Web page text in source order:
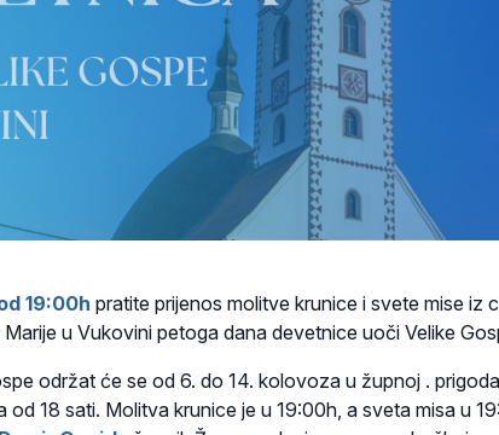
19:00h pratite prijenos molitve krunice i svete mise iz
u Vukovini petoga dana devetnice uoči Velike
održat će se od 6. do 14. kolovoza u župnoj .
od 18 sati. Molitva krunice je u 19:00h, a sveta misa u